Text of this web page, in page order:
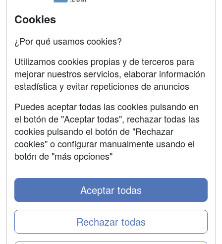
Aviso legal
Grupo formazion:
Copyright 2000-2026 Formazion Web, S.L. - Calle
Fermín Caballero, 62 - 28034 Madrid Tel: 91 533 70 78
Cookies
¿Por qué usamos cookies?
Utilizamos cookies propias y de terceros para
mejorar nuestros servicios, elaborar información
estadística y evitar repeticiones de anuncios
Puedes aceptar todas las cookies pulsando en
el botón de "Aceptar todas", rechazar todas las
cookies pulsando el botón de "Rechazar
cookies" o configurar manualmente usando el
botón de "más opciones"
Rechazar todas
Aceptar todas